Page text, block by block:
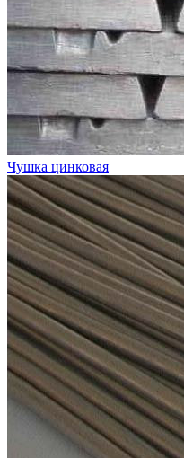
Чушка цинковая